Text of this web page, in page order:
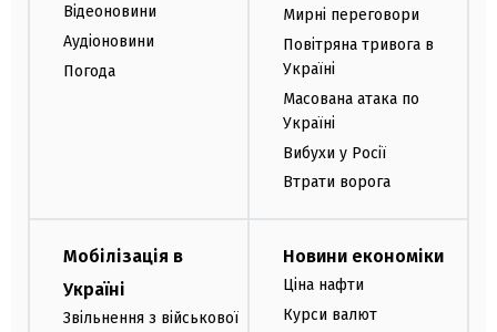
Відеоновини
Аудіоновини
Погода
Мирні переговори
Повітряна тривога в
Україні
Масована атака по
Україні
Вибухи у Росії
Втрати ворога
Мобілізація в
Україні
Звільнення з військової
Новини економіки
Ціна нафти
Курси валют